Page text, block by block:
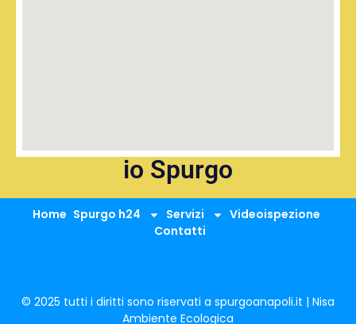
io Spurgo
Home Spurgo h24 Servizi
Videoispezione
Contatti
© 2025 tutti i diritti sono riservati a spurgoanapoli.it | Nisa
Ambiente Ecologica